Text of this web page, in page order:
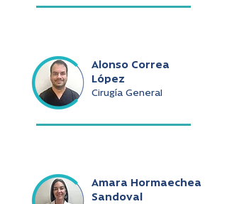
Alonso Correa
López
Cirugía General
Amara Hormaechea
Sandoval